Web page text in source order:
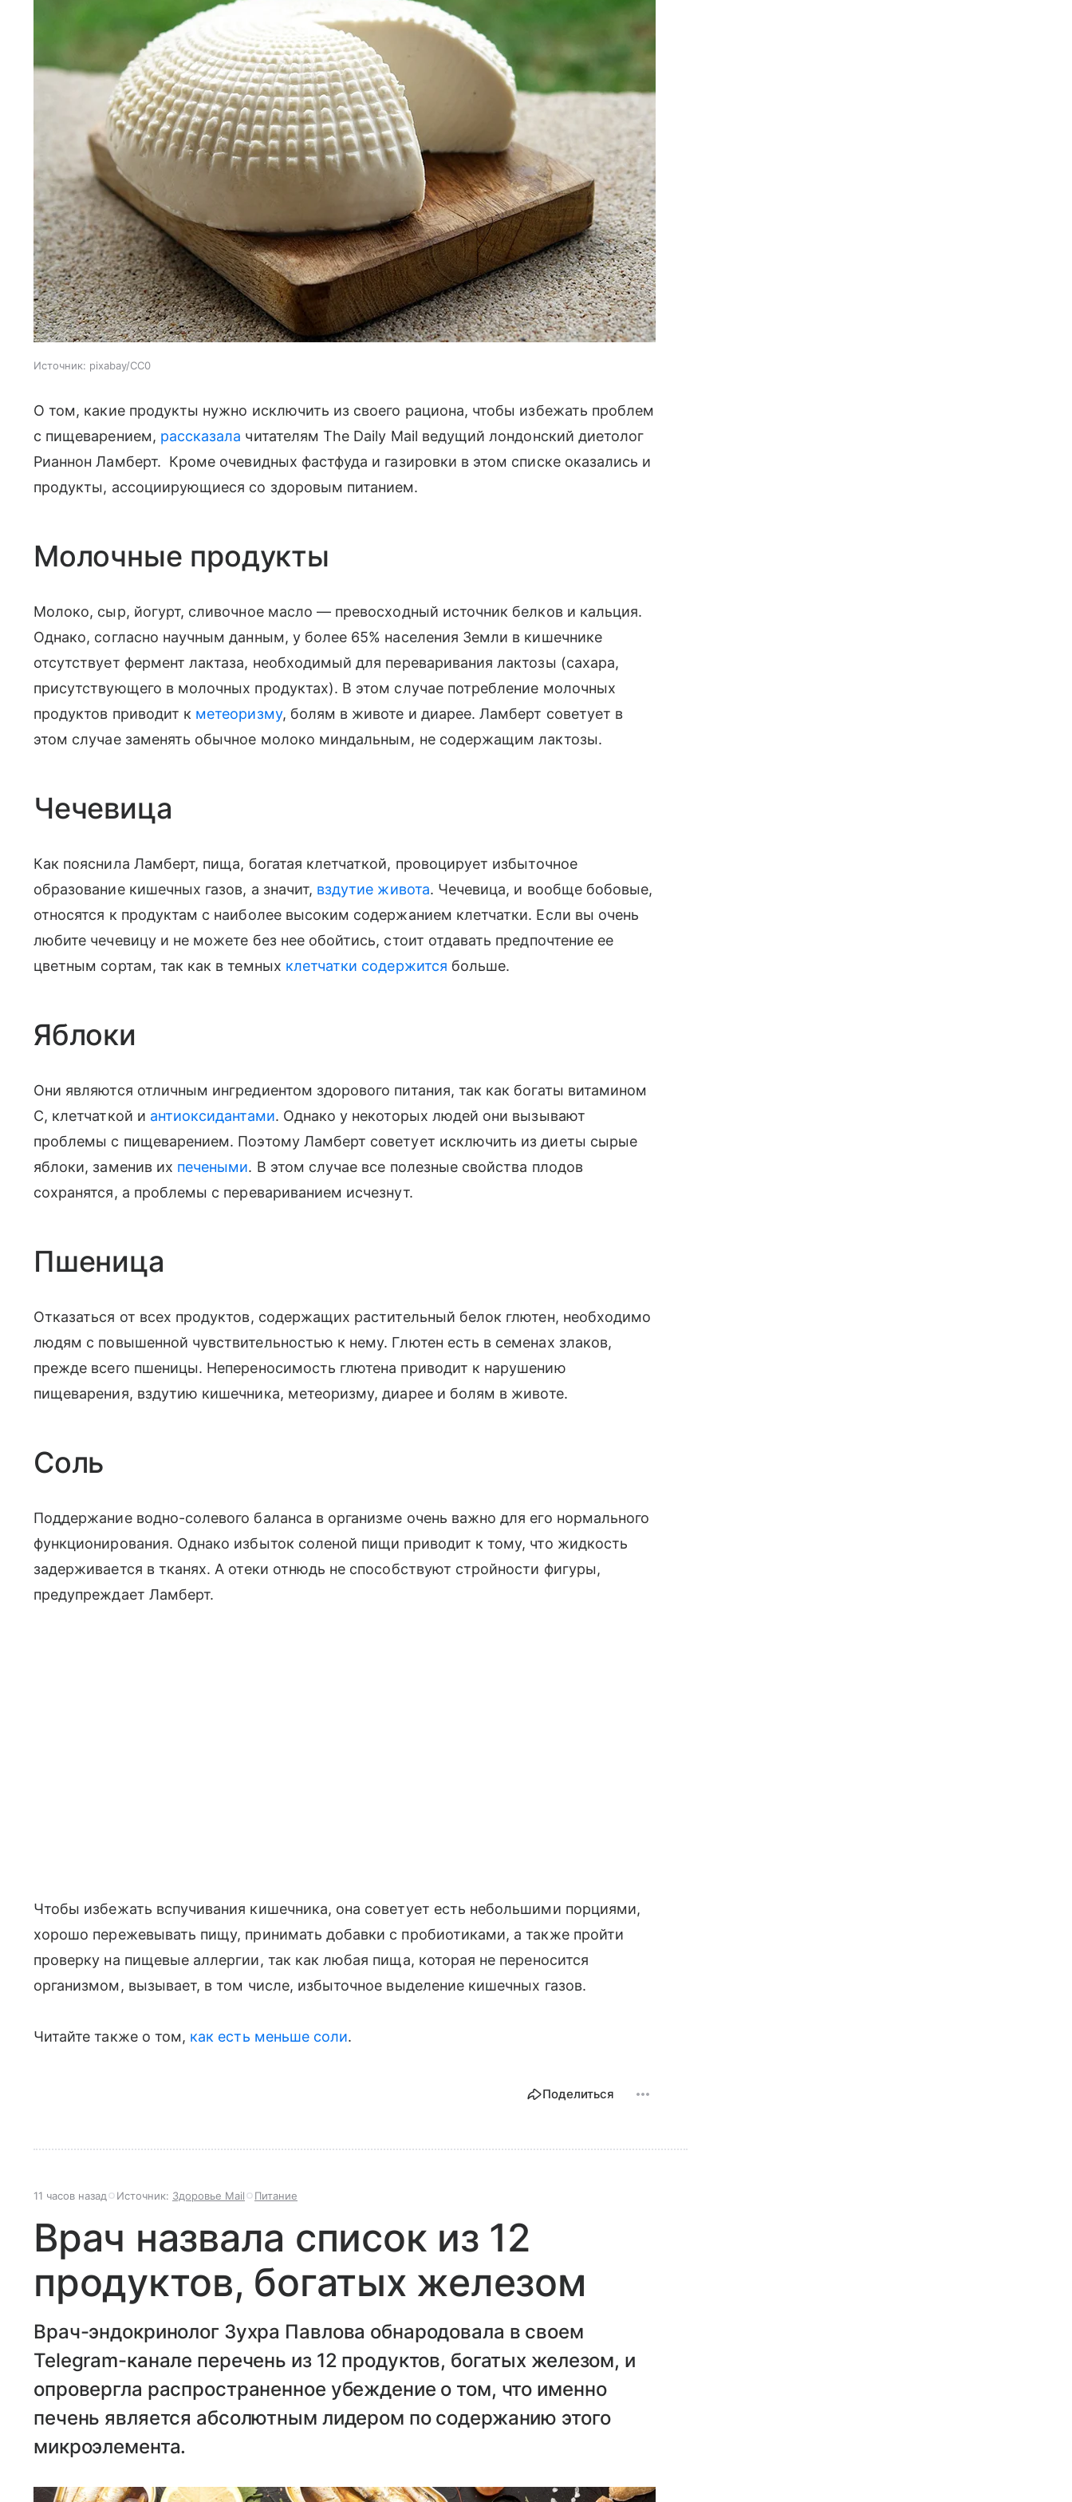
Источник: pixabay/CC0
О том, какие продукты нужно исключить из своего рациона, чтобы избежать проблем
с пищеварением, рассказала читателям The Daily Mail ведущий лондонский диетолог
Рианнон Ламберт. Кроме очевидных фастфуда и газировки в этом списке оказались и
продукты, ассоциирующиеся со здоровым питанием.
Молочные продукты
Молоко, сыр, йогурт, сливочное масло — превосходный источник белков и кальция.
Однако, согласно научным данным, у более 65% населения Земли в кишечнике
отсутствует фермент лактаза, необходимый для переваривания лактозы (сахара,
присутствующего в молочных продуктах). В этом случае потребление молочных
продуктов приводит к метеоризму, болям в животе и диарее. Ламберт советует в
этом случае заменять обычное молоко миндальным, не содержащим лактозы.
Чечевица
Как пояснила Ламберт, пища, богатая клетчаткой, провоцирует избыточное
образование кишечных газов, а значит, вздутие живота. Чечевица, и вообще бобовые,
относятся к продуктам с наиболее высоким содержанием клетчатки. Если вы очень
любите чечевицу и не можете без нее обойтись, стоит отдавать предпочтение ее
цветным сортам, так как в темных клетчатки содержится больше.
Яблоки
Они являются отличным ингредиентом здорового питания, так как богаты витамином
С, клетчаткой и антиоксидантами. Однако у некоторых людей они вызывают
проблемы с пищеварением. Поэтому Ламберт советует исключить из диеты сырые
яблоки, заменив их печеными. В этом случае все полезные свойства плодов
сохранятся, а проблемы с перевариванием исчезнут.
Пшеница
Отказаться от всех продуктов, содержащих растительный белок глютен, необходимо
людям с повышенной чувствительностью к нему. Глютен есть в семенах злаков,
прежде всего пшеницы. Непереносимость глютена приводит к нарушению
пищеварения, вздутию кишечника, метеоризму, диарее и болям в животе.
Соль
Поддержание водно-солевого баланса в организме очень важно для его нормального
функционирования. Однако избыток соленой пищи приводит к тому, что жидкость
задерживается в тканях. А отеки отнюдь не способствуют стройности фигуры,
предупреждает Ламберт.
Чтобы избежать вспучивания кишечника, она советует есть небольшими порциями,
хорошо пережевывать пищу, принимать добавки с пробиотиками, а также пройти
проверку на пищевые аллергии, так как любая пища, которая не переносится
организмом, вызывает, в том числе, избыточное выделение кишечных газов.
Читайте также о том, как есть меньше соли.
Поделиться
11 часов назад Источник: Здоровье Mail Питание
Врач назвала список из 12
продуктов, богатых железом
Врач-эндокринолог Зухра Павлова обнародовала в своем
Telegram-канале перечень из 12 продуктов, богатых железом, и
опровергла распространенное убеждение о том, что именно
печень является абсолютным лидером по содержанию этого
микроэлемента.